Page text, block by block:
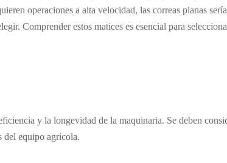
operaciones a alta velocidad, las correas planas
Comprender estos matices es esencial para
y la longevidad de la maquinaria. Se deben
del equipo agrícola.